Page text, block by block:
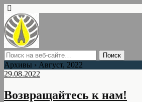
Архивы › Август, 2022
29.08.2022
Возвращайтесь к нам!